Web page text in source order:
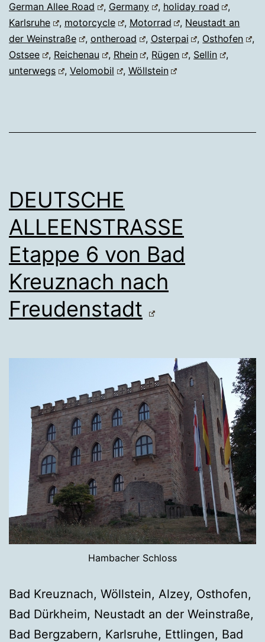
German Allee Road
, Germany , holiday road
,
Karlsruhe
, motorcycle , Motorrad , Neustadt an
der Weinstraße
, ontheroad , Osterpai , Osthofen
,
Ostsee
, Reichenau , Rhein , Rügen , Sellin
,
unterwegs
, Velomobil , Wöllstein
DEUTSCHE
ALLEENSTRASSE
Etappe 6 von Bad
Kreuznach nach
Freudenstadt
Hambacher Schloss
Bad Kreuznach, Wöllstein, Alzey, Osthofen,
Bad Dürkheim, Neustadt an der Weinstraße,
Bad Bergzabern, Karlsruhe, Ettlingen, Bad